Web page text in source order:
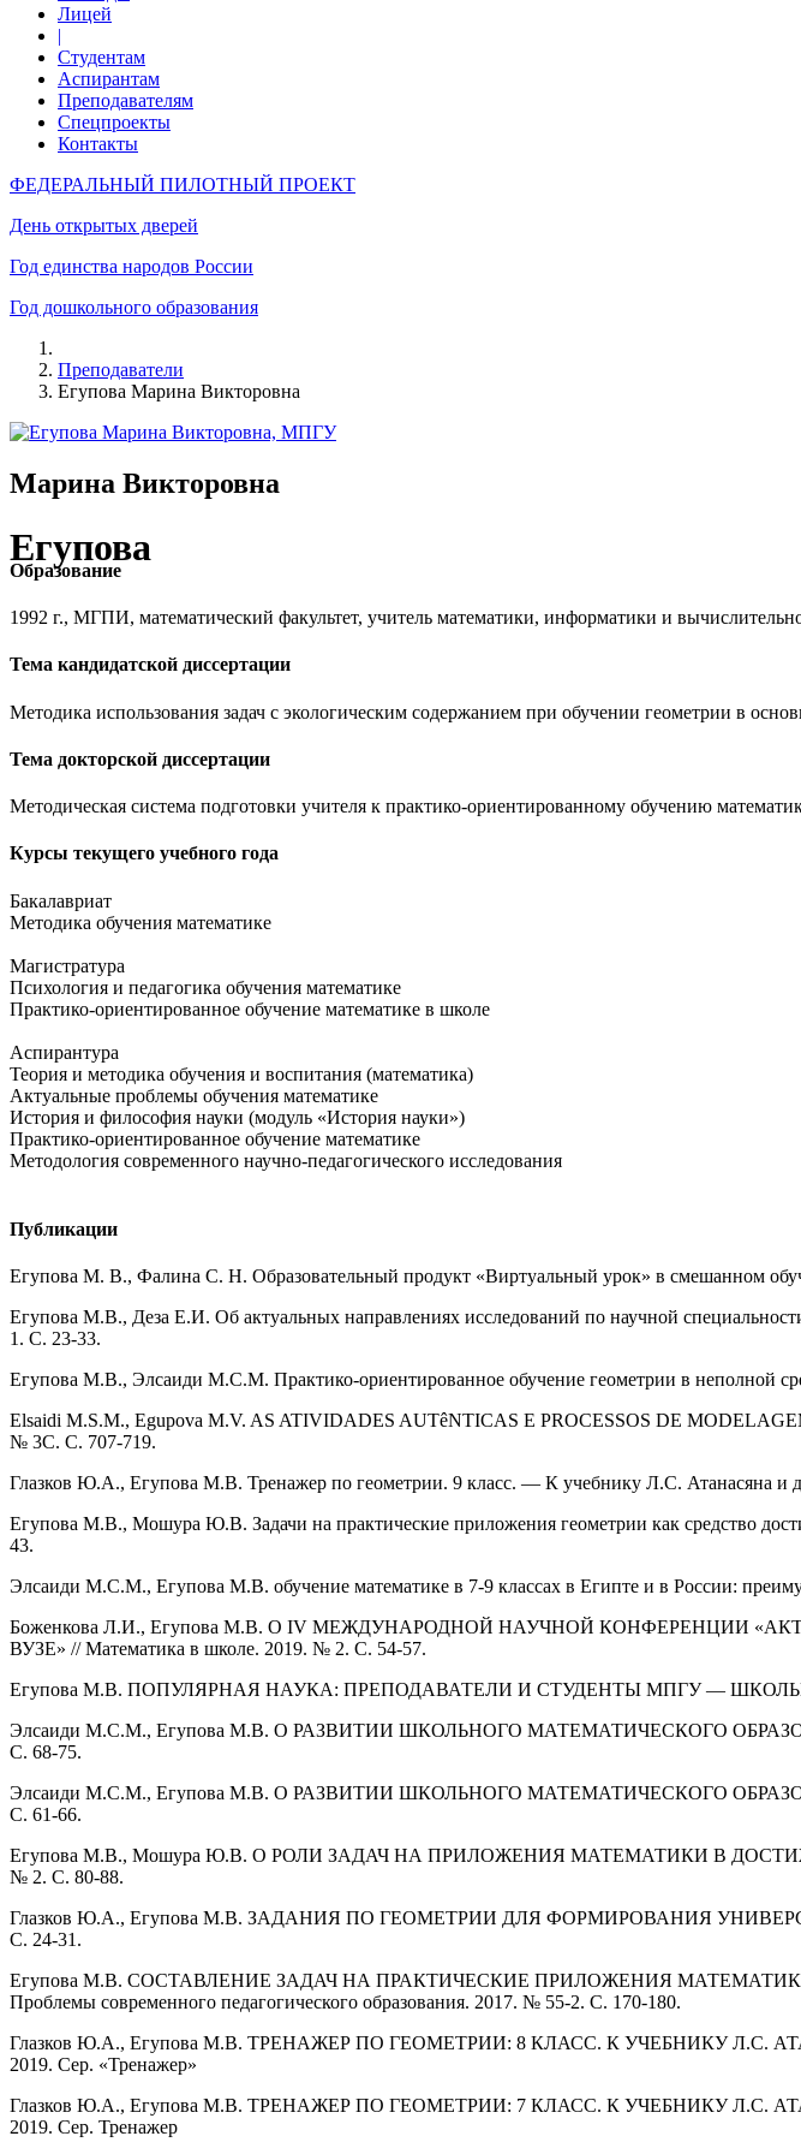
Лицей
|
Студентам
Аспирантам
Преподавателям
Спецпроекты
Контакты
ФЕДЕРАЛЬНЫЙ ПИЛОТНЫЙ ПРОЕКТ
День открытых дверей
Год единства народов России
Год дошкольного образования
Преподаватели
Егупова Марина Викторовна
Марина Викторовна
Егупова
Образование
1992 г., МГПИ, математический факультет, учитель математики, информатики и
Тема кандидатской диссертации
Методика использования задач с экологическим содержанием при обучении геометрии в
Тема докторской диссертации
Методическая система подготовки учителя к практико-ориентированному обучению
Курсы текущего учебного года
Бакалавриат
Методика обучения математике
Магистратура
Психология и педагогика обучения математике
Практико-ориентированное обучение математике в школе
Аспирантура
Теория и методика обучения и воспитания (математика)
Актуальные проблемы обучения математике
История и философия науки (модуль «История науки»)
Практико-ориентированное обучение математике
Методология современного научно-педагогического исследования
Публикации
Егупова М. В., Фалина С. Н. Образовательный продукт «Виртуальный урок» в смешанном
Егупова М.В., Деза Е.И. Об актуальных направлениях исследований по научной
1. С. 23-33.
Егупова М.В., Элсаиди М.С.М. Практико-ориентированное обучение геометрии в неполной
Elsaidi M.S.M., Egupova M.V. AS ATIVIDADES AUTêNTICAS E PROCESSOS DE
№ 3С. С. 707-719.
Глазков Ю.А., Егупова М.В. Тренажер по геометрии. 9 класс. — К учебнику Л.С. Атанасяна и
Егупова М.В., Мошура Ю.В. Задачи на практические приложения геометрии как средство
43.
Элсаиди М.С.М., Егупова М.В. обучение математике в 7-9 классах в Египте и в России:
Боженкова Л.И., Егупова М.В. О IV МЕЖДУНАРОДНОЙ НАУЧНОЙ КОНФЕРЕНЦИИ
ВУЗЕ» // Математика в школе. 2019. № 2. С. 54-57.
Егупова М.В. ПОПУЛЯРНАЯ НАУКА: ПРЕПОДАВАТЕЛИ И СТУДЕНТЫ МПГУ —
Элсаиди М.С.М., Егупова М.В. О РАЗВИТИИ ШКОЛЬНОГО МАТЕМАТИЧЕСКОГО
С. 68-75.
Элсаиди М.С.М., Егупова М.В. О РАЗВИТИИ ШКОЛЬНОГО МАТЕМАТИЧЕСКОГО
С. 61-66.
Егупова М.В., Мошура Ю.В. О РОЛИ ЗАДАЧ НА ПРИЛОЖЕНИЯ МАТЕМАТИКИ В
№ 2. С. 80-88.
Глазков Ю.А., Егупова М.В. ЗАДАНИЯ ПО ГЕОМЕТРИИ ДЛЯ ФОРМИРОВАНИЯ
С. 24-31.
Егупова М.В. СОСТАВЛЕНИЕ ЗАДАЧ НА ПРАКТИЧЕСКИЕ ПРИЛОЖЕНИЯ
Проблемы современного педагогического образования. 2017. № 55-2. С. 170-180.
Глазков Ю.А., Егупова М.В. ТРЕНАЖЕР ПО ГЕОМЕТРИИ: 8 КЛАСС. К УЧЕБНИКУ
2019. Сер. «Тренажер»
Глазков Ю.А., Егупова М.В. ТРЕНАЖЕР ПО ГЕОМЕТРИИ: 7 КЛАСС. К УЧЕБНИКУ
2019. Сер. Тренажер